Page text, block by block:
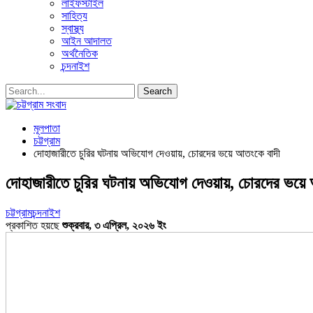
লাইফস্টাইল
সাহিত্য
স্বাস্থ্য
আইন আদালত
অর্থনৈতিক
চন্দনাইশ
মূলপাতা
চট্টগ্রাম
দোহাজারীতে চুরির ঘটনায় অভিযোগ দেওয়ায়, চোরদের ভয়ে আতংকে বাদী
দোহাজারীতে চুরির ঘটনায় অভিযোগ দেওয়ায়, চোরদের ভয়ে
চট্টগ্রামচন্দনাইশ
প্রকাশিত হয়ছেশুক্রবার, ৩ এপ্রিল, ২০২৬ ইং